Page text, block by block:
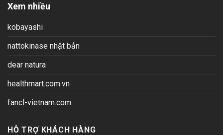
Xem nhiều
kobayashi
nattokinase nhật bản
dear natura
healthmart.com.vn
fancl-vietnam.com
HỖ TRỢ KHÁCH HÀNG